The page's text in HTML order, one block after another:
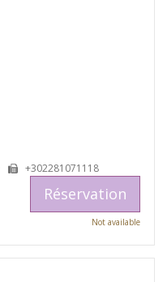
+302281071118
Réservation
Not available